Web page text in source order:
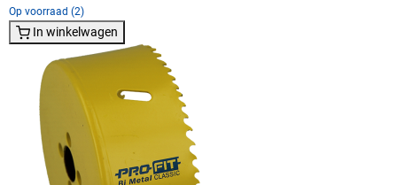
Op voorraad (2)
In winkelwagen